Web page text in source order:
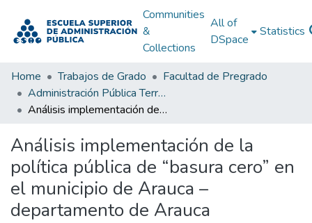
Communities
&
Collections
All of
DSpace
Statistics
Home Trabajos de Grado
Facultad de Pregrado
Administración Pública Territorial (APT)
Análisis implementación de la política pública de “basura cero” en el municipio de Arauca – departamento de Arauca
Análisis implementación de la
política pública de “basura cero” en
el municipio de Arauca –
departamento de Arauca